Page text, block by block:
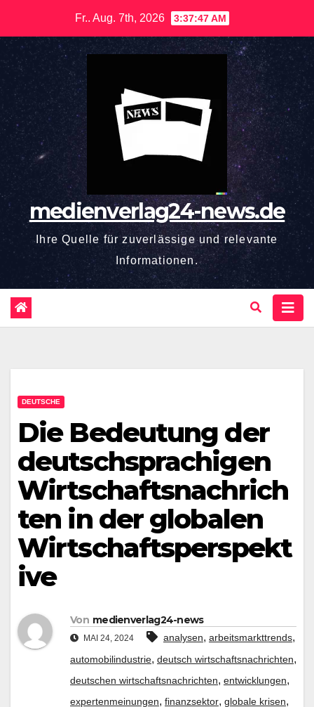
springen
Fr.. Aug. 7th, 2026 3:37:47 AM
medienverlag24-news.de
Ihre Quelle für zuverlässige und relevante
Informationen.
DEUTSCHE
Die Bedeutung der
deutschsprachigen
Wirtschaftsnachrich
ten in der globalen
Wirtschaftsperspekt
ive
Von medienverlag24-news
MAI 24, 2024 analysen, arbeitsmarkttrends,
automobilindustrie, deutsch wirtschaftsnachrichten,
deutschen wirtschaftsnachrichten, entwicklungen,
expertenmeinungen, finanzsektor, globale krisen,